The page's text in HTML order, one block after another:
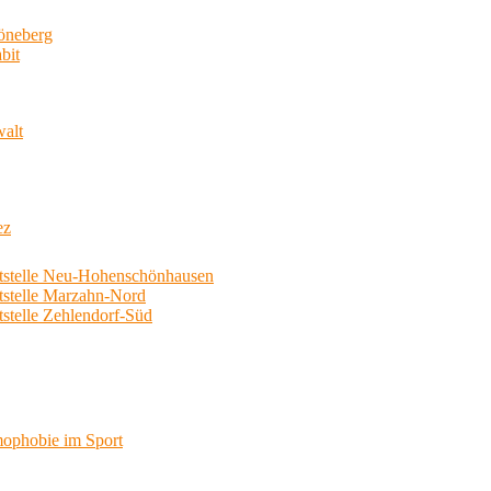
Neu-Hohenschönhausen
Marzahn-Nord
Zehlendorf-Süd
im Sport